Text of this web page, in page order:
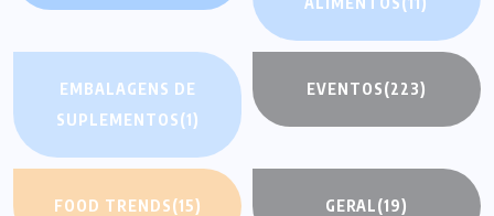
EMBALAGENS DE
SUPLEMENTOS(1)
EVENTOS(223)
FOOD TRENDS(15) GERAL(19)